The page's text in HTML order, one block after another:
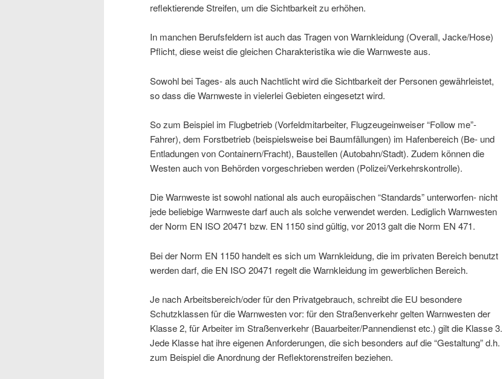
reflektierende Streifen, um die Sichtbarkeit zu erhöhen.
In manchen Berufsfeldern ist auch das Tragen von Warnkleidung (Overall, Jacke/Hose)
Pflicht, diese weist die gleichen Charakteristika wie die Warnweste aus.
Sowohl bei Tages- als auch Nachtlicht wird die Sichtbarkeit der Personen gewährleistet,
so dass die Warnweste in vielerlei Gebieten eingesetzt wird.
So zum Beispiel im Flugbetrieb (Vorfeldmitarbeiter, Flugzeugeinweiser “Follow me”-
Fahrer), dem Forstbetrieb (beispielsweise bei Baumfällungen) im Hafenbereich (Be- und
Entladungen von Containern/Fracht), Baustellen (Autobahn/Stadt). Zudem können die
Westen auch von Behörden vorgeschrieben werden (Polizei/Verkehrskontrolle).
Die Warnweste ist sowohl national als auch europäischen “Standards” unterworfen- nicht
jede beliebige Warnweste darf auch als solche verwendet werden. Lediglich Warnwesten
der Norm EN ISO 20471 bzw. EN 1150 sind gültig, vor 2013 galt die Norm EN 471.
Bei der Norm EN 1150 handelt es sich um Warnkleidung, die im privaten Bereich benutzt
werden darf, die EN ISO 20471 regelt die Warnkleidung im gewerblichen Bereich.
Je nach Arbeitsbereich/oder für den Privatgebrauch, schreibt die EU besondere
Schutzklassen für die Warnwesten vor: für den Straßenverkehr gelten Warnwesten der
Klasse 2, für Arbeiter im Straßenverkehr (Bauarbeiter/Pannendienst etc.) gilt die Klasse 3.
Jede Klasse hat ihre eigenen Anforderungen, die sich besonders auf die “Gestaltung” d.h.
zum Beispiel die Anordnung der Reflektorenstreifen beziehen.